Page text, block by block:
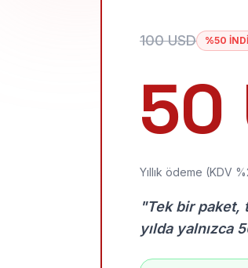
100 USD %50
50
Yıllık ödeme (KDV
"Tek bir
yılda yalnızca